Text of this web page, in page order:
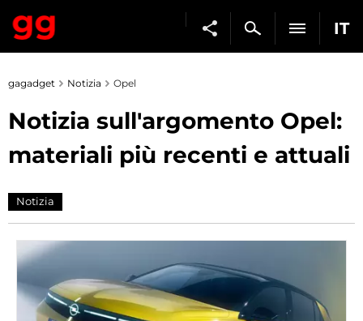
IT
gagadget Notizia Opel
Notizia sull'argomento Opel:
materiali più recenti e attuali
Notizia